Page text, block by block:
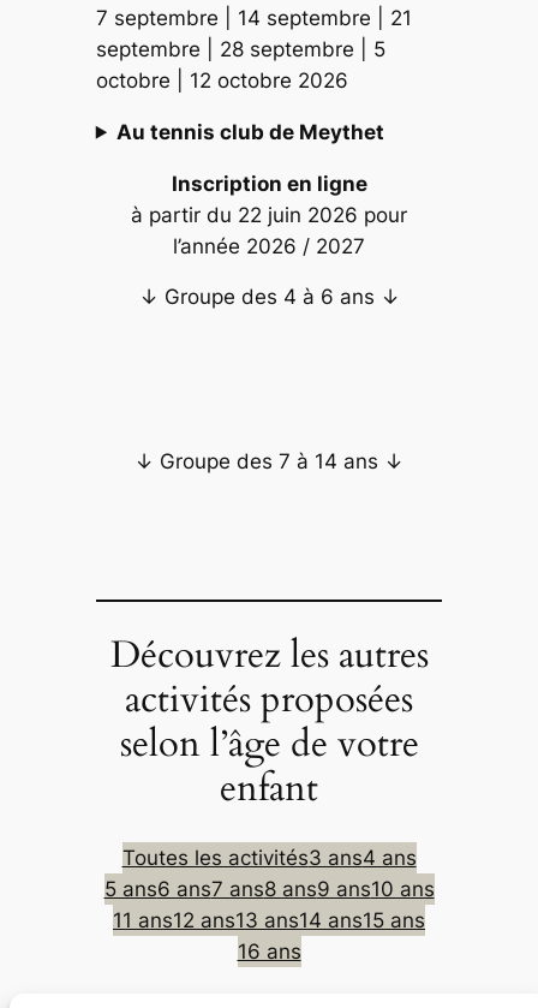
7 septembre | 14 septembre | 21
septembre | 28 septembre | 5
octobre | 12 octobre 2026
Au tennis club de Meythet
Inscription en ligne
à partir du 22 juin 2026 pour
l’année 2026 / 2027
↓ Groupe des 4 à 6 ans ↓
↓ Groupe des 7 à 14 ans ↓
Découvrez les autres
activités proposées
selon l’âge de votre
enfant
Toutes les activités3 ans4 ans
5 ans6 ans7 ans8 ans9 ans10 ans
11 ans12 ans13 ans14 ans15 ans
16 ans